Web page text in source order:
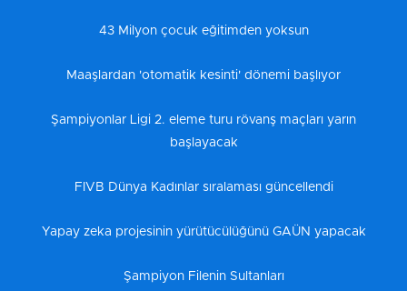
43 Milyon çocuk eğitimden yoksun
Maaşlardan 'otomatik kesinti' dönemi başlıyor
Şampiyonlar Ligi 2. eleme turu rövanş maçları yarın
başlayacak
FIVB Dünya Kadınlar sıralaması güncellendi
Yapay zeka projesinin yürütücülüğünü GAÜN yapacak
Şampiyon Filenin Sultanları